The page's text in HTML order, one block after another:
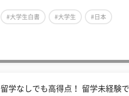
#大学生白書 #大学生 #日本
留学なしでも高得点！ 留学未経験